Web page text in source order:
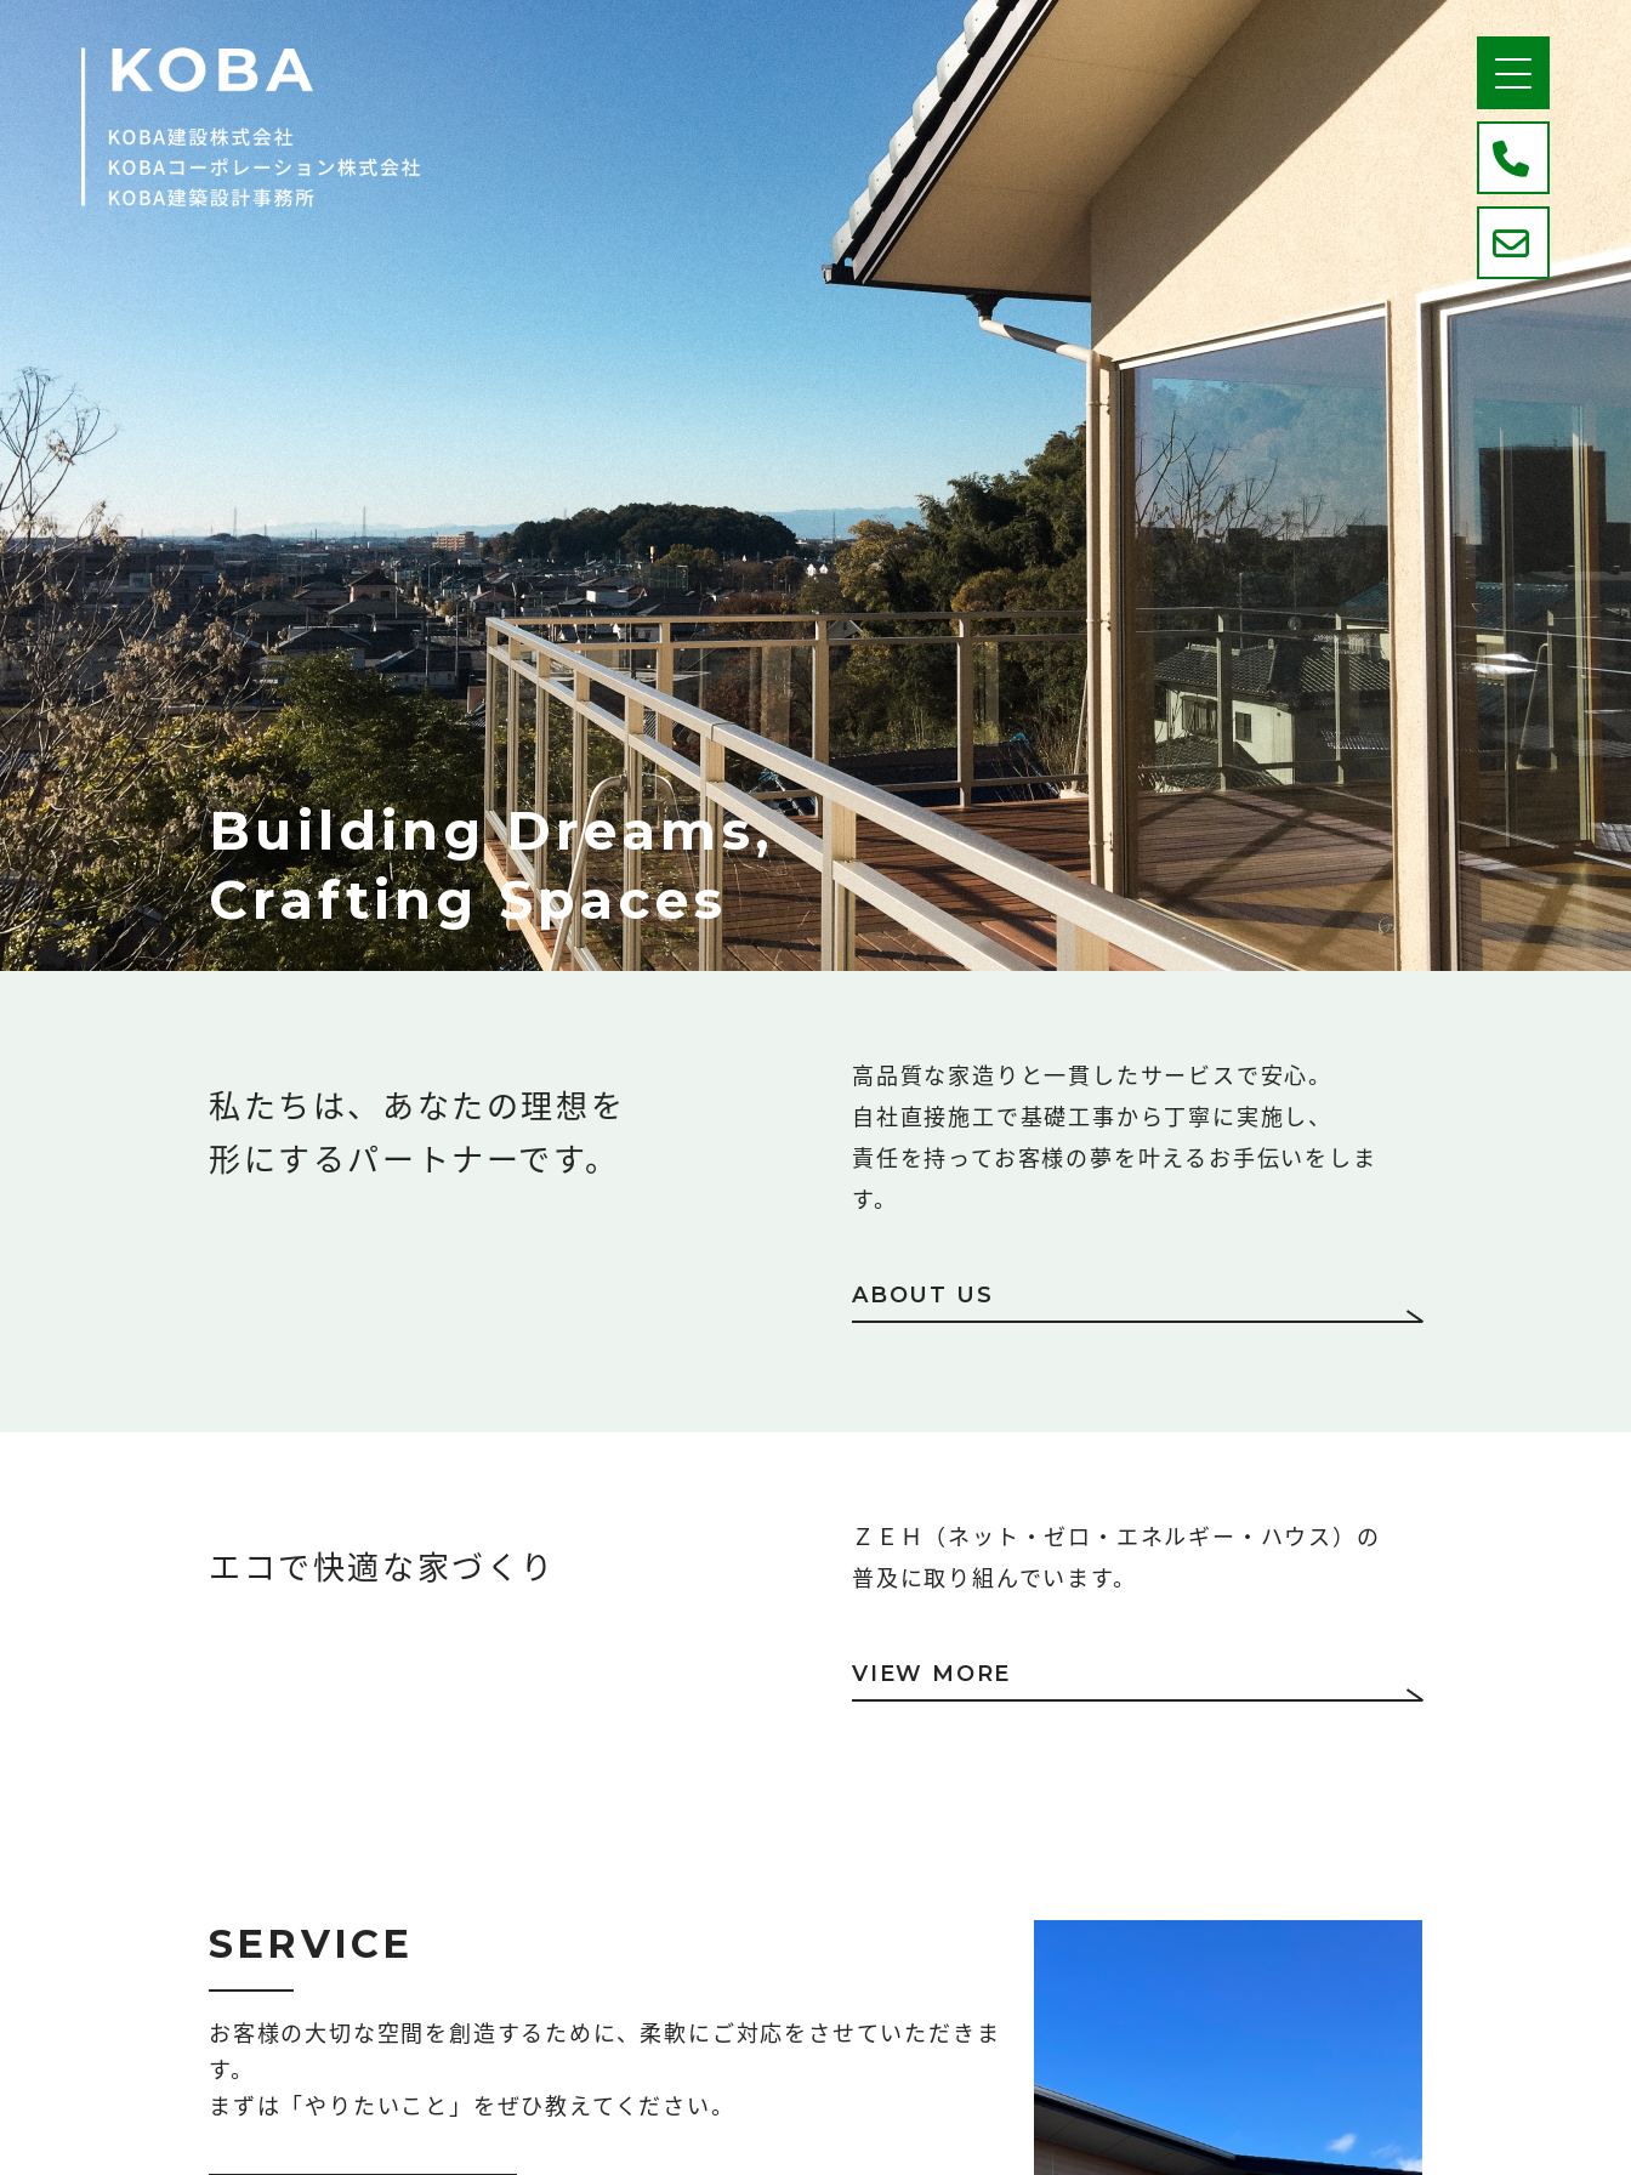
Building Dreams,
Crafting Spaces
私たちは、あなたの理想を
形にするパートナーです。
高品質な家造りと一貫したサービスで安心。
自社直接施工で基礎工事から丁寧に実施し、
責任を持ってお客様の夢を叶えるお手伝いをしま
す。
ABOUT US
エコで快適な家づくり
ＺＥＨ（ネット・ゼロ・エネルギー・ハウス）の
普及に取り組んでいます。
VIEW MORE
SERVICE
お客様の大切な空間を創造するために、柔軟にご対応をさせていただきま
す。
まずは「やりたいこと」をぜひ教えてください。